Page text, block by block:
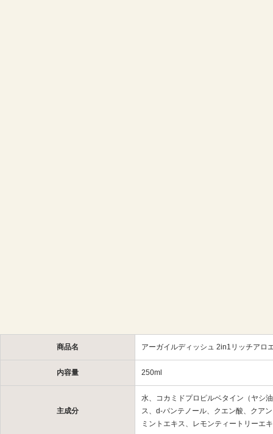
商品名 アーガイルディッシュ 2in1リッチアロ
内容量 250ml
主成分
水、コカミドプロピルベタイン（ヤシ
ス、d-パンテノール、クエン酸、クア
ミントエキス、レモンティートリーエ